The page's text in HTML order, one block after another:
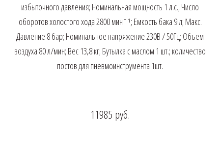
избыточного давления; Номинальная мощность 1 л.с.; Число
оборотов холостого хода 2800 минˉ¹; Емкость бака 9 л; Макс.
Давление 8 бар; Номинальное напряжение 230В / 50Гц; Объем
воздуха 80 л/мин; Вес 13,8 кг; Бутылка с маслом 1 шт.; количество
постов для пневмоинструмента 1шт.
11985 руб.